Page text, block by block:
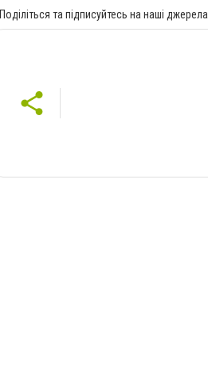
Поділіться та підписуйтесь на наші джерела